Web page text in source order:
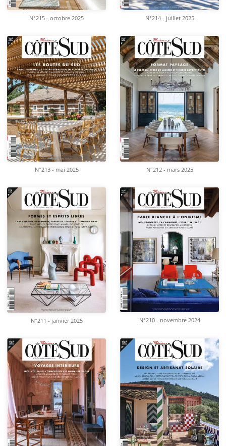
N°215 - octobre 2025 N°214 - juillet 2025
N°213 - mai 2025 N°212 - mars 2025
N°211 - janvier 2025 N°210 - novembre 2024